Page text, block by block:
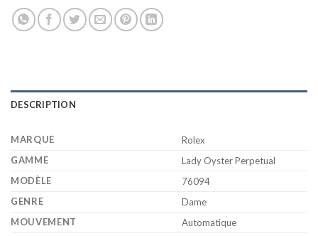
DESCRIPTION
MARQUE
Rolex
GAMME
Lady Oyster Perpetual
MODÈLE
76094
GENRE
Dame
MOUVEMENT
Automatique